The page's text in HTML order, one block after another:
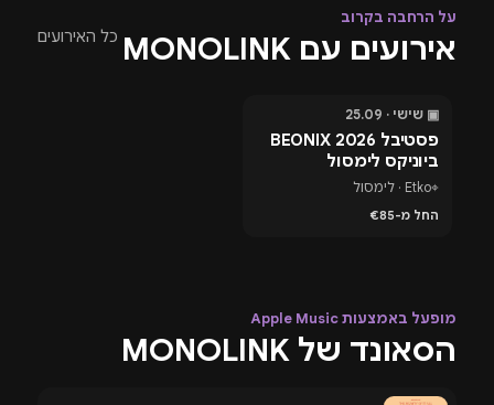
על הרחבה בקרוב
אירועים עם MONOLINK כל האירועים
בעוד 47 ימים
▣ שישי · 25.09
פסטיבל BEONIX 2026
ביוניקס לימסול
⌖Etko · לימסול
החל מ-€85
מופעל באמצעות Apple Music
הסאונד של MONOLINK